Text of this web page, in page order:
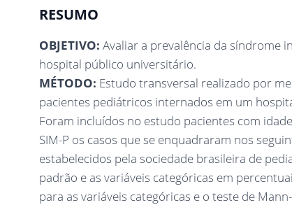
RESUMO
OBJETIVO: Avaliar a prevalência da síndrome
hospital público universitário.
MÉTODO: Estudo transversal realizado por
pacientes pediátricos internados em um
Foram incluídos no estudo pacientes com
SIM-P os casos que se enquadraram nos
estabelecidos pela sociedade brasileira de
padrão e as variáveis categóricas em
para as variáveis categóricas e o teste de